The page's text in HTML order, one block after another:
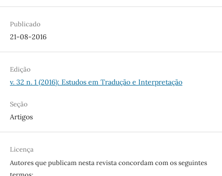
Publicado
21-08-2016
Edição
v. 32 n. 1 (2016): Estudos em Tradução e Interpretação
Seção
Artigos
Licença
Autores que publicam nesta revista concordam com os seguintes